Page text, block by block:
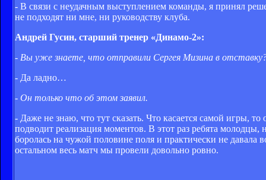
- В связи с неудачным выступлением команды, я принял
не подходят ни мне, ни руководству клуба.
Андрей Гусин, старший тренер «Динамо-2»:
- Вы уже знаете, что отправили Сергея Мизина в
- Да ладно…
- Он только что об этом заявил.
- Даже не знаю, что тут сказать. Что касается самой игры,
подводит реализация моментов. В этот раз ребята
боролась на чужой половине поля и практически не давала
остальном весь матч мы провели довольно ровно.